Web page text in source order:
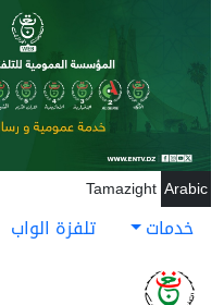
تجاوز إلى المحتوى الرئيسي
Arabic
Tamazight
خدمات تلفزة الواب